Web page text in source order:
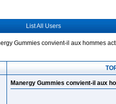
List All Users
Gummies convient-il aux hommes
Manergy Gummies convient-il aux